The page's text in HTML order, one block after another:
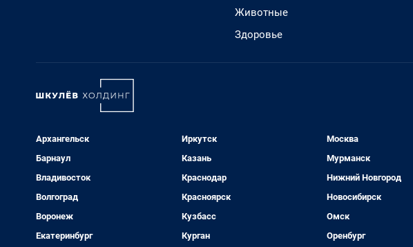
Животные
Здоровье
Архангельск
Барнаул
Владивосток
Волгоград
Воронеж
Екатеринбург
Иркутск
Казань
Краснодар
Красноярск
Кузбасс
Курган
Москва
Мурманск
Нижний Новгород
Новосибирск
Омск
Оренбург